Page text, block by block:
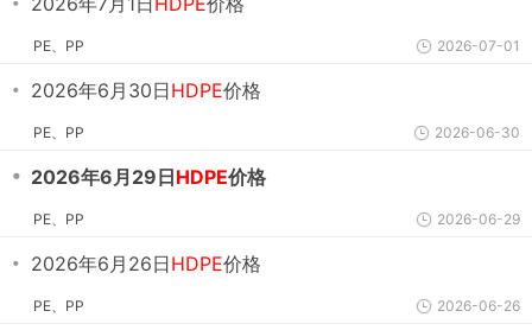
PE、PP 2026-07-01
・ 2026年6月30日HDPE价格
PE、PP 2026-06-30
・ 2026年6月29日HDPE价格
PE、PP 2026-06-29
・ 2026年6月26日HDPE价格
PE、PP 2026-06-26